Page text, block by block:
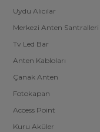
Uydu Alıcılar
Merkezi Anten Santralleri
Tv Led Bar
Anten Kabloları
Çanak Anten
Fotokapan
Access Point
Kuru Aküler